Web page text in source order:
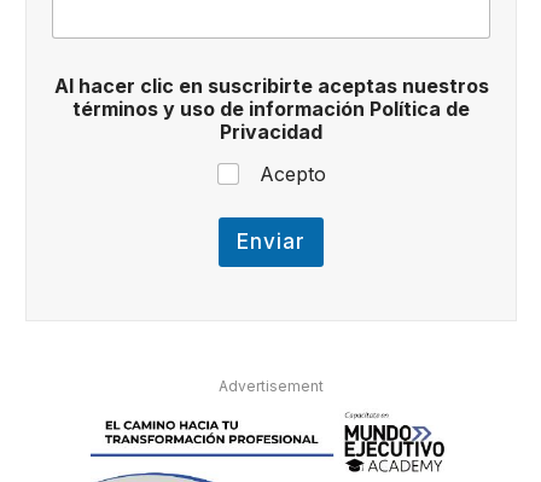
c
Al hacer clic en suscribirte aceptas nuestros
términos y uso de información Política de
Privacidad
Acepto
Enviar
Advertisement